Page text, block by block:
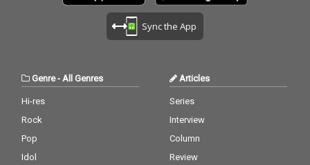
Sync the App
Genre-All Genres
Hi-res
Rock
Pop
Idol
Articles
Series
Interview
Column
Review